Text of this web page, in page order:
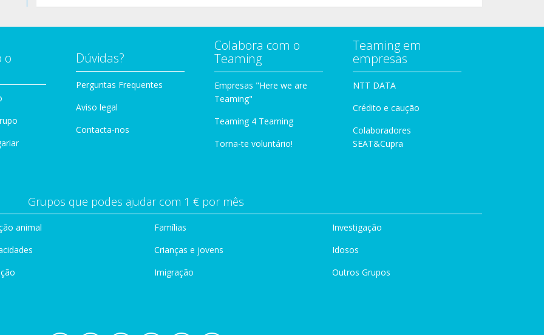
o
Dúvidas?
Perguntas Frequentes
Aviso legal
Contacta-nos
Colabora com o
Teaming
Empresas "Here we are
Teaming"
Teaming 4 Teaming
Torna-te voluntário!
Teaming em
empresas
NTT DATA
Crédito e caução
Colaboradores
SEAT&Cupra
Grupos que podes ajudar com 1 € por mês
animal
Famílias
Crianças e jovens
Imigração
Investigação
Idosos
Outros Grupos